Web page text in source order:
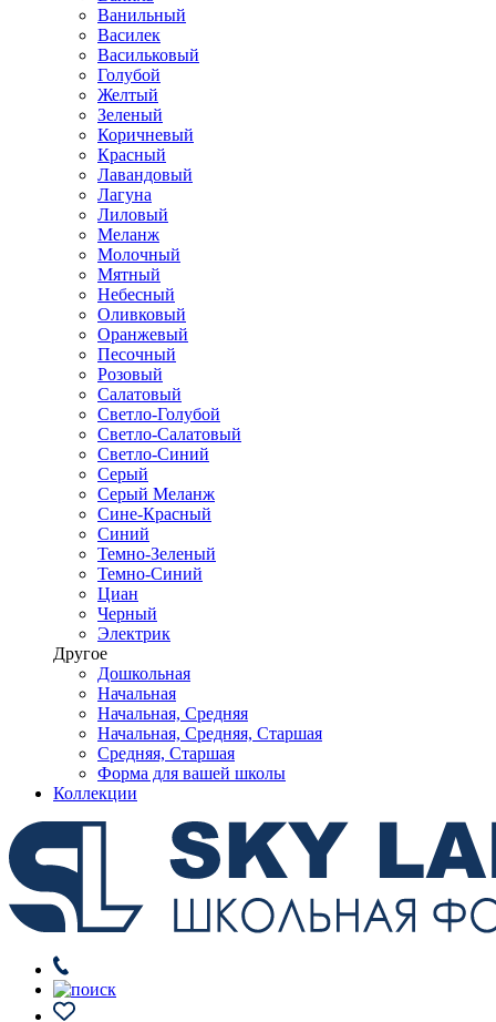
Ванильный
Василек
Васильковый
Голубой
Желтый
Зеленый
Коричневый
Красный
Лавандовый
Лагуна
Лиловый
Меланж
Молочный
Мятный
Небесный
Оливковый
Оранжевый
Песочный
Розовый
Салатовый
Светло-Голубой
Светло-Салатовый
Светло-Синий
Серый
Серый Меланж
Сине-Красный
Синий
Темно-Зеленый
Темно-Синий
Циан
Черный
Электрик
Другое
Дошкольная
Начальная
Начальная, Средняя
Начальная, Средняя, Старшая
Средняя, Старшая
Форма для вашей школы
Коллекции